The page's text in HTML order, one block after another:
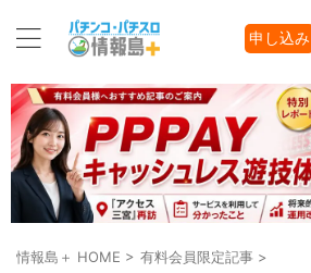
申し込み
情報島＋ HOME > 有料会員限定記事 >